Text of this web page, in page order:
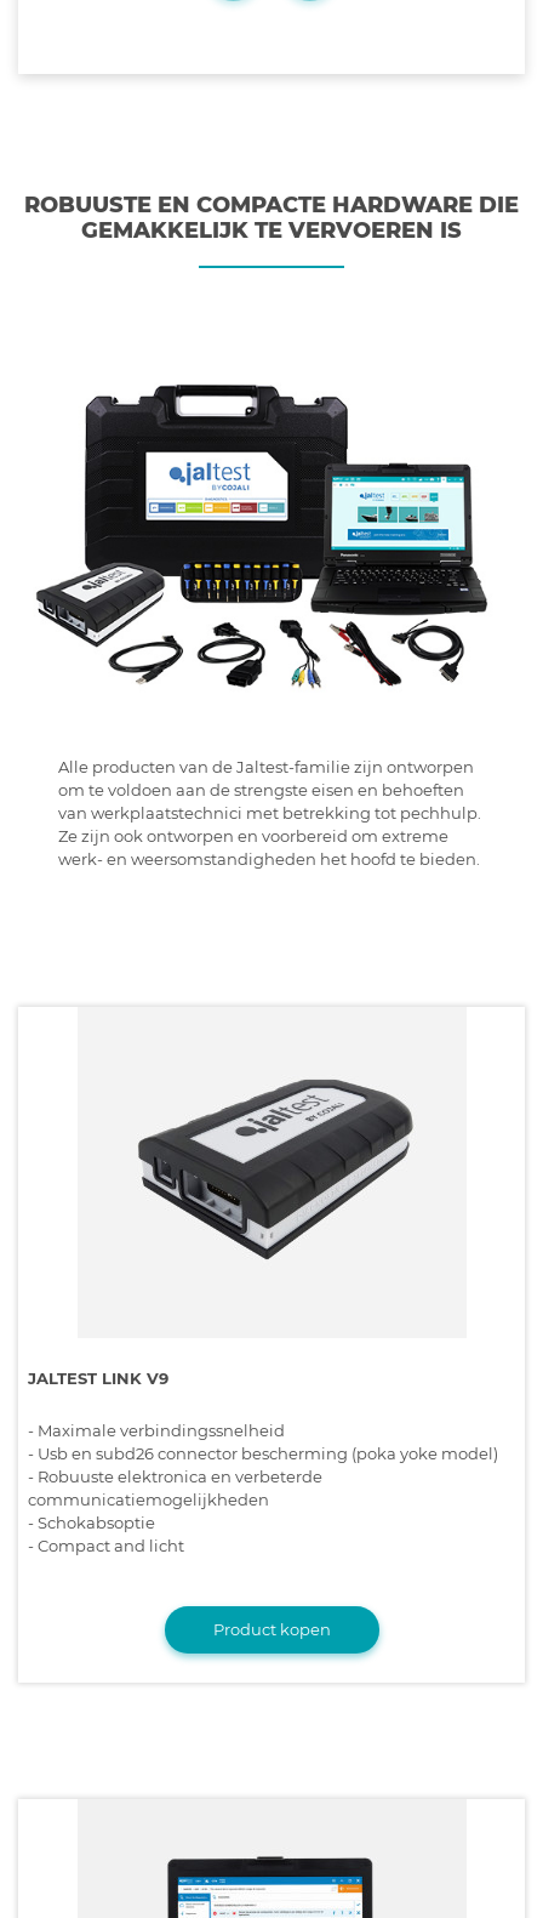
ROBUUSTE EN COMPACTE HARDWARE DIE
GEMAKKELIJK TE VERVOEREN IS
Alle producten van de Jaltest-familie zijn ontworpen
om te voldoen aan de strengste eisen en behoeften
van werkplaatstechnici met betrekking tot pechhulp.
Ze zijn ook ontworpen en voorbereid om extreme
werk- en weersomstandigheden het hoofd te bieden.
JALTEST LINK V9
- Maximale verbindingssnelheid
- Usb en subd26 connector bescherming (poka yoke model)
- Robuuste elektronica en verbeterde
communicatiemogelijkheden
- Schokabsoptie
- Compact and licht
Product kopen